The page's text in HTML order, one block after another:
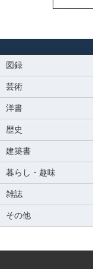
図録
芸術
洋書
歴史
建築書
暮らし・趣味
雑誌
その他